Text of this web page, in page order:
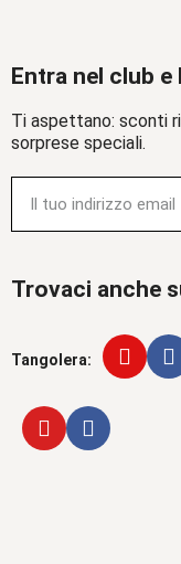
Entra nel club e
Ti aspettano: sconti
sorprese speciali.
Trovaci anche
Tangolera: